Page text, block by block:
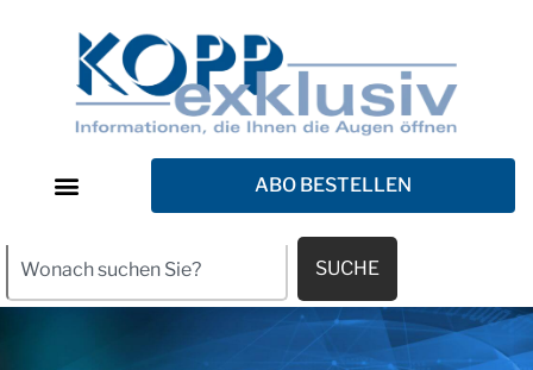
ABO BESTELLEN
SUCHE